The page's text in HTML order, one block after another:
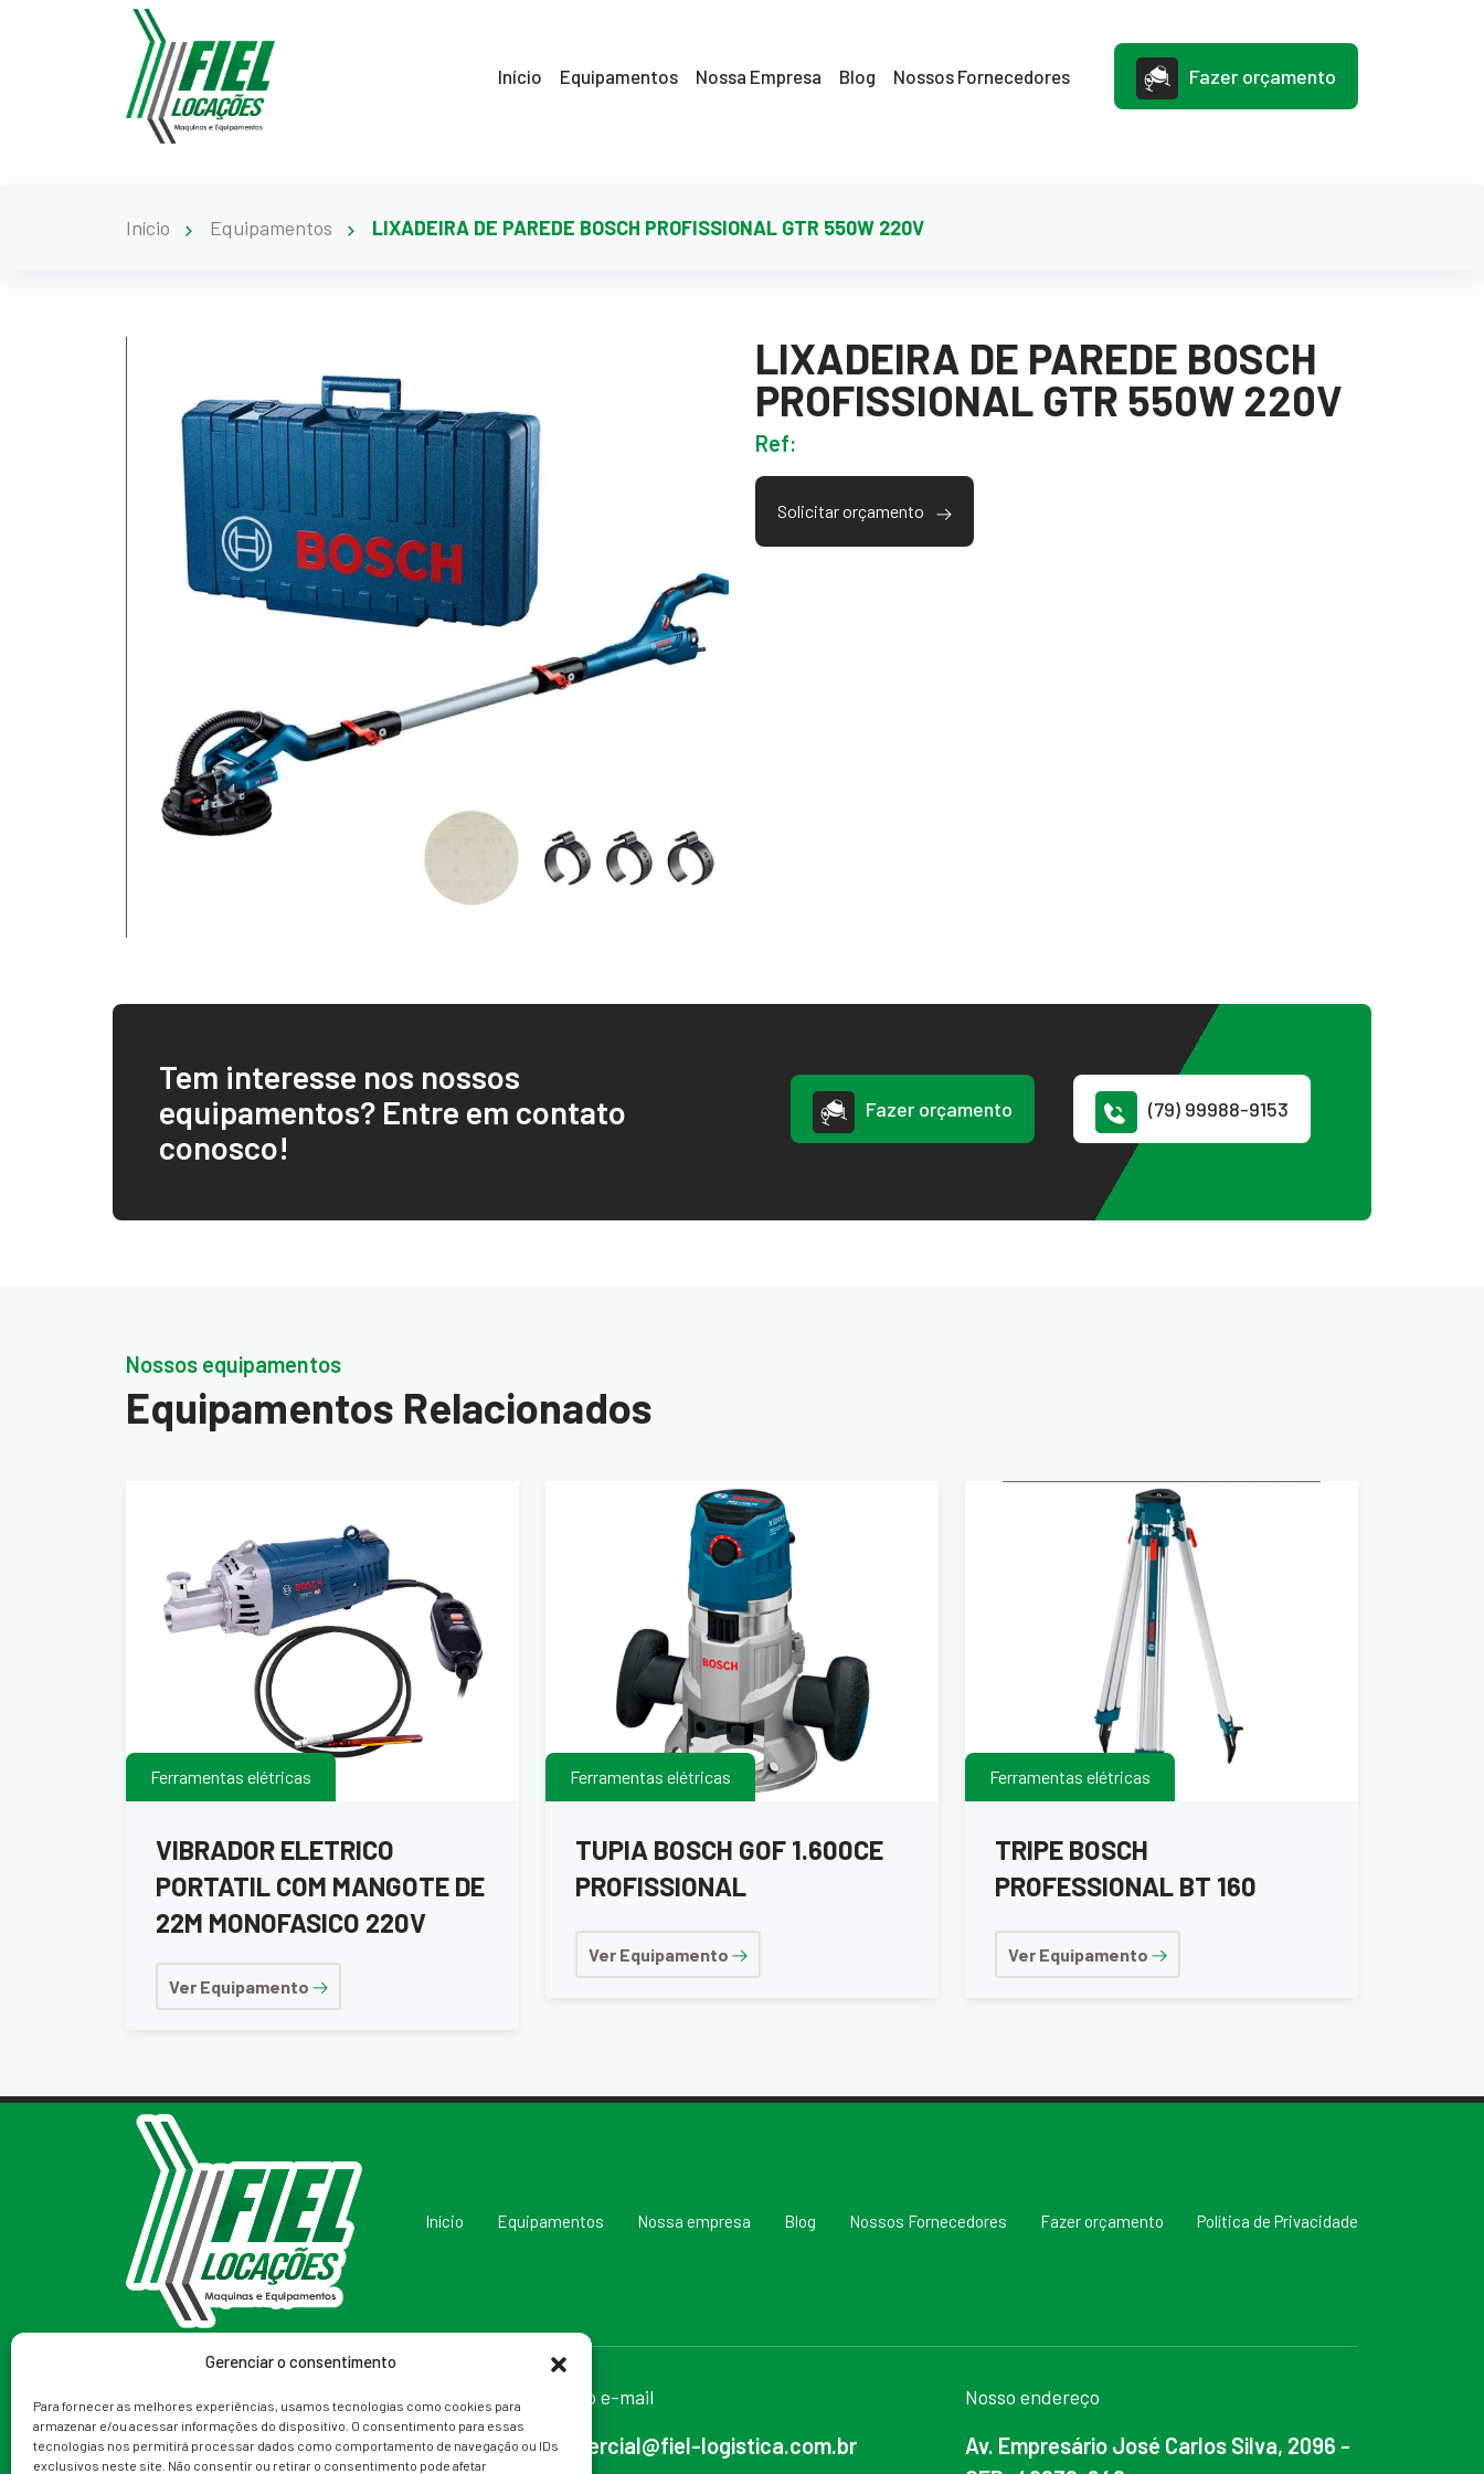
Gerenciar o consentimento
Para fornecer as melhores experiências, usamos tecnologias como cookies para
armazenar e/ou acessar informações do dispositivo. O consentimento para essas
tecnologias nos permitirá processar dados como comportamento de navegação ou IDs
exclusivos neste site. Não consentir ou retirar o consentimento pode afetar
Início Equipamentos Nossa Empresa Blog Nossos Fornecedores Fazer orçamento
Início Equipamentos LIXADEIRA DE PAREDE BOSCH PROFISSIONAL GTR 550W 220V
LIXADEIRA DE PAREDE BOSCH
PROFISSIONAL GTR 550W 220V
Ref:
Solicitar orçamento
Tem interesse nos nossos
equipamentos? Entre em contato
conosco!
Fazer orçamento (79) 99988-9153
Nossos equipamentos
Equipamentos Relacionados
Ferramentas elétricas
VIBRADOR ELETRICO
PORTATIL COM MANGOTE DE
22M MONOFASICO 220V
Ver Equipamento
Ferramentas elétricas
TUPIA BOSCH GOF 1.600CE
PROFISSIONAL
Ver Equipamento
Ferramentas elétricas
TRIPE BOSCH
PROFESSIONAL BT 160
Ver Equipamento
Início Equipamentos Nossa empresa Blog Nossos Fornecedores Fazer orçamento Política de Privacidade
Redes Sociais Telefone
(79) 99988-9153
Nosso e-mail
comercial@fiel-logistica.com.br
Nosso endereço
Av. Empresário José Carlos Silva, 2096 -